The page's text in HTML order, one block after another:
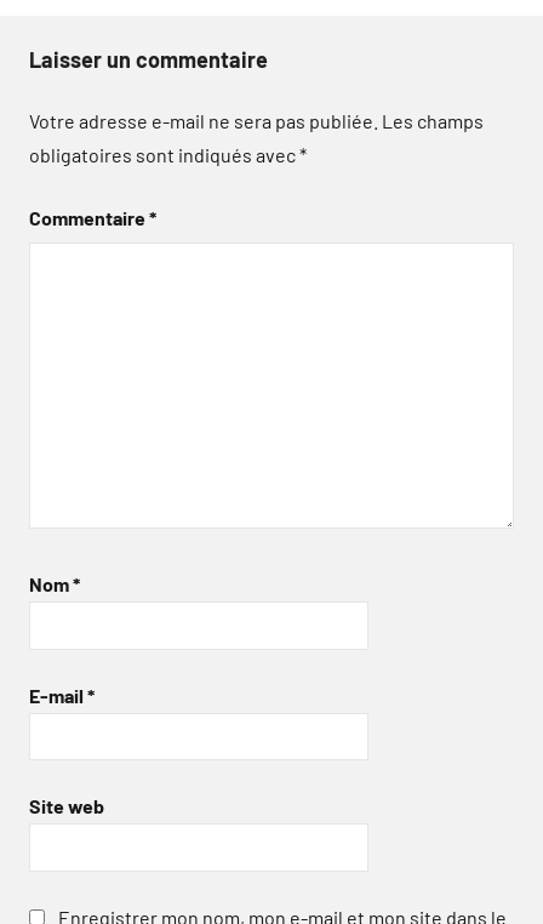
Laisser un commentaire
Votre adresse e-mail ne sera pas publiée. Les champs
obligatoires sont indiqués avec*
Commentaire*
Nom*
E-mail *
Site web
Enregistrer mon nom, mon e-mail et mon site dans le